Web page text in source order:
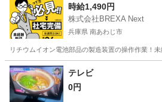
時給1,490円
株式会社BREXA Next
兵庫県 南あわじ市
リチウムイオン電池部品の製造装置の操作作業！
兵庫 南あわじ市 その他
テレビ
0円